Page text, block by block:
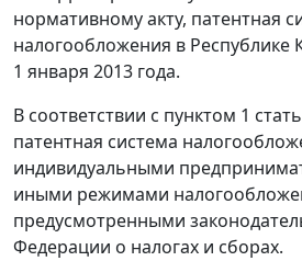
нормативному акту, патентная
налогообложения в Республике
1 января 2013 года.
В соответствии с пунктом 1
патентная система
индивидуальными
иными режимами
предусмотренными
Федерации о налогах и сборах.